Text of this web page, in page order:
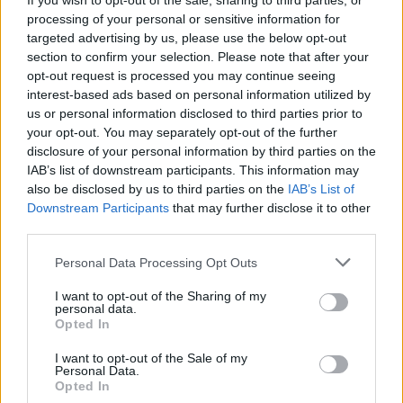
processing of your personal or sensitive information for
targeted advertising by us, please use the below opt-out
section to confirm your selection. Please note that after your
opt-out request is processed you may continue seeing
interest-based ads based on personal information utilized by
us or personal information disclosed to third parties prior to
your opt-out. You may separately opt-out of the further
disclosure of your personal information by third parties on the
IAB’s list of downstream participants. This information may
also be disclosed by us to third parties on the IAB’s List of
Downstream Participants that may further disclose it to other
Please note that this website/app uses one or more Google
not limited to your visit or usage behaviour. You may click to
grant or deny consent to Google and its third-party tags to
use your data for below specified purposes in below Google
consent section.
Personal Data Processing Opt Outs
I want to opt-out of the Sharing of my
personal data.
Opted In
I want to opt-out of the Sale of my
Personal Data.
Opted In
Kóstolva rendkívül homogén, nincs turbólyuk, nincs
nyomatékesés. Magabiztos, egyúttal barátságos.
Túlérettségnek nyoma sincs, életerős, de érett savak
mozgatják, az alkohol 13,5 százalék, szóra sem
érdemes. Komplexitásban nyilván nem ez az utolsó
szó, de hát gyerek még, nincs egészen tíz euró, és
engem a biciklicselek elmaradásáért bőven kárpótol,
hogy finom, érdekes és tiszta.9,50 euró
Mas Bruguière
Hatodik generációs borászok, az első Bruguière-
Biodinamikus szőlőművelés. Bogyózzák a fürtöket,
kétnaponkénti „pigeage” (törkölykalap mustba történő
4. Mas Bruguière - l'Arbouse 2009